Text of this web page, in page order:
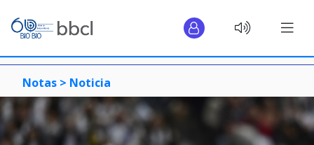
Notas > Noticia